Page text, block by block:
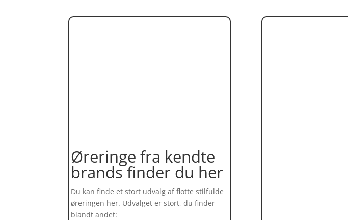
Øreringe fra kendte
brands finder du her
Du kan finde et stort udvalg af flotte stilfulde
øreringen her. Udvalget er stort, du finder
blandt andet: